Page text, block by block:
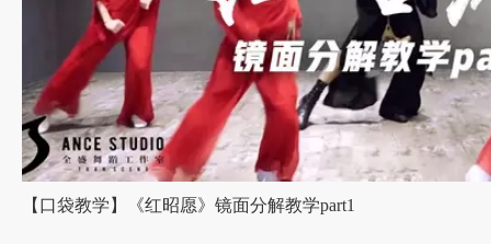
品
人
【口袋教学】《红昭愿》镜面分解教学part1